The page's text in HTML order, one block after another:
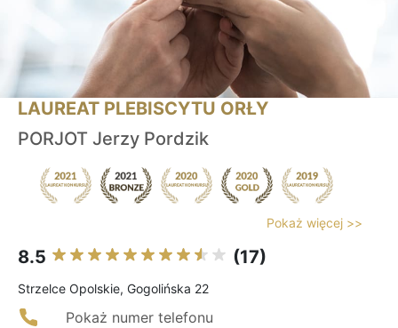
LAUREAT PLEBISCYTU ORŁY
PORJOT Jerzy Pordzik
Pokaż więcej >>
8.5 (17)
Strzelce Opolskie, Gogolińska 22
Pokaż numer telefonu